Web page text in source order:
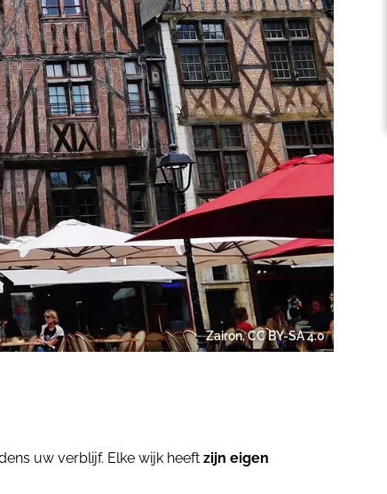
Zairon, CC BY-SA 4.0
uw verblijf. Elke wijk heeft zijn eigen